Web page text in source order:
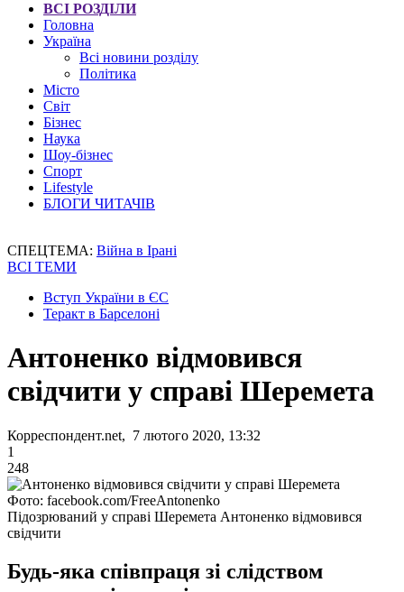
ВСІ РОЗДІЛИ
Головна
Україна
Всі новини розділу
Політика
Місто
Світ
Бізнес
Наука
Шоу-бізнес
Спорт
Lifestyle
БЛОГИ ЧИТАЧІВ
СПЕЦТЕМА: Війна в Ірані
ВСІ ТЕМИ
Вступ України в ЄС
Теракт в Барселоні
Антоненко відмовився
свідчити у справі Шеремета
Корреспондент.net, 7 лютого 2020, 13:32
1
248
Фото: facebook.com/FreeAntonenko
Підозрюваний у справі Шеремета Антоненко відмовився
свідчити
Будь-яка співпраця зі слідством